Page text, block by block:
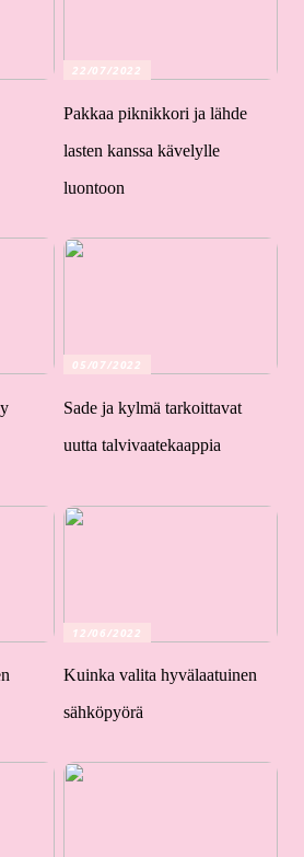
22/07/2022
Pakkaa piknikkori ja lähde
lasten kanssa kävelylle
luontoon
05/07/2022
Sade ja kylmä tarkoittavat
uutta talvivaatekaappia
12/06/2022
Kuinka valita hyvälaatuinen
sähköpyörä